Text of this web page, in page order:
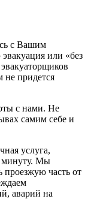
с Вашим
или «без
не придется
с нами. Не
самим себе и
услуга,
минуту. Мы
проезжую часть от
аварий на